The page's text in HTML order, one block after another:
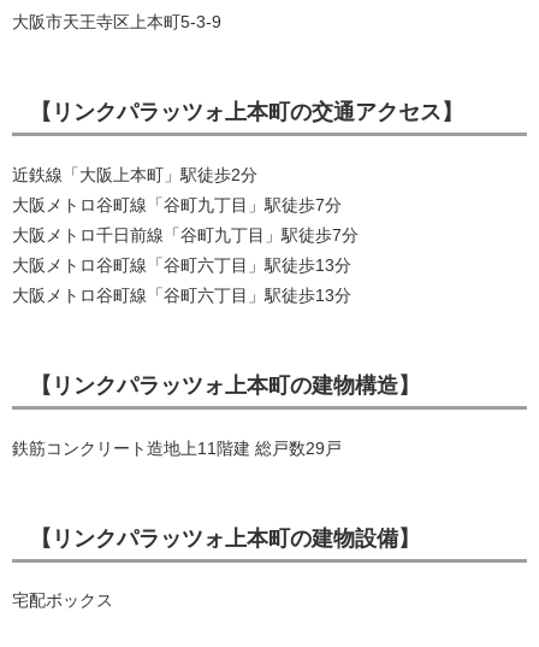
大阪市天王寺区上本町5-3-9
【リンクパラッツォ上本町の交通アクセス】
近鉄線「大阪上本町」駅徒歩2分
大阪メトロ谷町線「谷町九丁目」駅徒歩7分
大阪メトロ千日前線「谷町九丁目」駅徒歩7分
大阪メトロ谷町線「谷町六丁目」駅徒歩13分
大阪メトロ谷町線「谷町六丁目」駅徒歩13分
【リンクパラッツォ上本町の建物構造】
鉄筋コンクリート造地上11階建 総戸数29戸
【リンクパラッツォ上本町の建物設備】
宅配ボックス